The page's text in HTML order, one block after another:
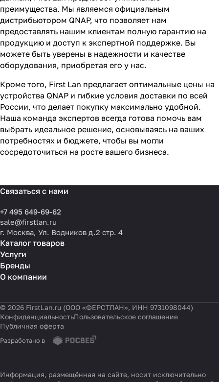
преимущества. Мы являемся официальным
дистрибьютором QNAP, что позволяет нам
предоставлять нашим клиентам полную гарантию на
продукцию и доступ к экспертной поддержке. Вы
можете быть уверены в надежности и качестве
оборудования, приобретая его у нас.
Кроме того, First Lan предлагает оптимальные цены на
устройства QNAP и гибкие условия доставки по всей
России, что делает покупку максимально удобной.
Наша команда экспертов всегда готова помочь вам
выбрать идеальное решение, основываясь на ваших
потребностях и бюджете, чтобы вы могли
сосредоточиться на росте вашего бизнеса.
Связаться с нами
+7 495 649-69-62
sale@firstlan.ru
г. Москва, Ул. Водников д.2 стр. 4
Каталог товаров
Услуги
Бренды
О компании
© 2026 FirstLan.ru (ООО «ФЕРСТЛАН», ИНН 9731098044)
КонфиденциальностьПользовательское соглашение
Публичная оферта
Разработано в
Информация, размещённая на сайте, носит исключительно